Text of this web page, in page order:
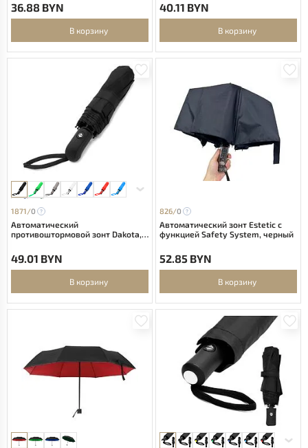
36.88 BYN
В корзину
40.11 BYN
В корзину
1871/0
Автоматический
противоштормовой зонт Dakota,
49.01 BYN
В корзину
826/0
Автоматический зонт Estetic с
функцией Safety System, черный
52.85 BYN
В корзину